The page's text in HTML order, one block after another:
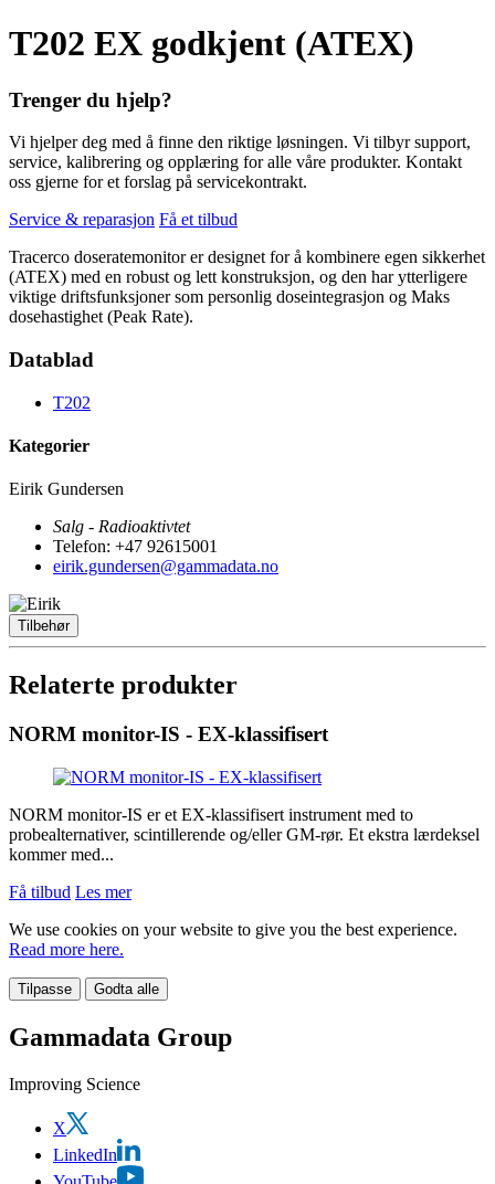
T202 EX godkjent (ATEX)
Trenger du hjelp?
Vi hjelper deg med å finne den riktige løsningen. Vi tilbyr support,
service, kalibrering og opplæring for alle våre produkter. Kontakt
oss gjerne for et forslag på servicekontrakt.
Service & reparasjon Få et tilbud
Tracerco doseratemonitor er designet for å kombinere egen sikkerhet
(ATEX) med en robust og lett konstruksjon, og den har ytterligere
viktige driftsfunksjoner som personlig doseintegrasjon og Maks
dosehastighet (Peak Rate).
Datablad
T202
Kategorier
Eirik Gundersen
Salg - Radioaktivtet
Telefon: +47 92615001
eirik.gundersen@gammadata.no
Tilbehør
Relaterte produkter
NORM monitor-IS - EX-klassifisert
NORM monitor-IS er et EX-klassifisert instrument med to
probealternativer, scintillerende og/eller GM-rør. Et ekstra lærdeksel
kommer med...
Få tilbud Les mer
We use cookies on your website to give you the best experience.
Read more here.
Tilpasse Godta alle
Gammadata Group
Improving Science
X
LinkedIn